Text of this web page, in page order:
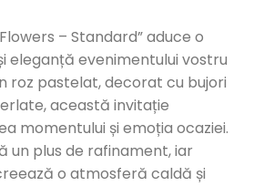
– Standard” aduce o
eleganță evenimentului vostru
roz pastelat, decorat cu bujori
această invitație
momentului și emoția ocaziei.
un plus de rafinament, iar
o atmosferă caldă și